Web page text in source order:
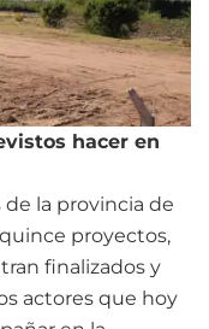
hacer en
la provincia de
proyectos,
finalizados y
actores que hoy